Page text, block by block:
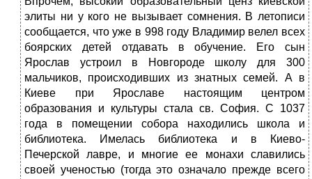
элиты ни у кого не вызывает сомнения. В летописи
сообщается, что уже в 998 году Владимир велел всех
боярских детей отдавать в обучение. Его сын
Ярослав устроил в Новгороде школу для 300
мальчиков, происходивших из знатных семей. А в
Киеве при Ярославе настоящим центром
образования и культуры стала св. София. С 1037
года в помещении собора находились школа и
библиотека. Имелась библиотека и в Киево-
Печерской лавре, и многие ее монахи славились
своей ученостью (тогда это означало прежде всего